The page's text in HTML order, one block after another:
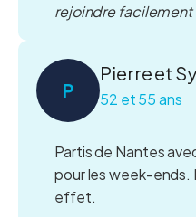
rejoindre facilement
P
Pierre et
52 et 55 ans
Partis de Nantes
pour les week-ends.
effet.